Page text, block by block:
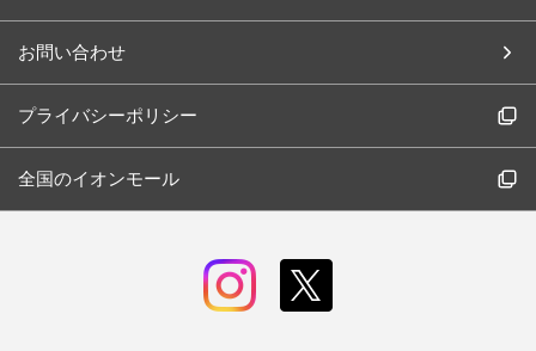
お問い合わせ
プライバシーポリシー
全国のイオンモール